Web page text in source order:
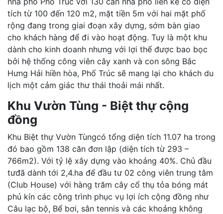
tích từ 100 đến 120 m2, mặt tiền 5m với hai mặt phố
rộng đang trong giai đoạn xây dựng, sớm bàn giao
cho khách hàng để đi vào hoạt động. Tuy là một khu
dành cho kinh doanh nhưng với lợi thế được bao bọc
bởi hệ thống công viên cây xanh và con sông Bắc
Hưng Hải hiền hòa, Phố Trúc sẽ mang lại cho khách du
lịch một cảm giác thư thái thoải mái nhất.
Khu Vườn Tùng - Biệt thự cộng
đồng
Khu Biệt thự Vườn Tùngcó tổng diện tích 11.07 ha trong
đó bao gồm 138 căn đơn lập (diện tích từ 293 –
766m2). Với tỷ lệ xây dựng vào khoảng 40%. Chủ đầu
tưđã dành tới 2,4.ha để đầu tư 02 công viên trung tâm
(Club House) với hàng trăm cây cổ thụ tỏa bóng mát
phủ kín các công trình phục vụ lợi ích cộng đồng như
Câu lạc bộ, Bể bơi, sân tennis và các khoảng không